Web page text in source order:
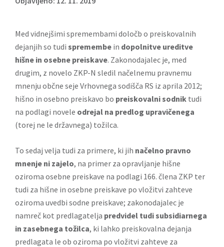
Med vidnejšimi spremembami določb o preiskovalnih
dejanjih so tudi spremembe in dopolnitve ureditve
hišne in osebne preiskave. Zakonodajalec je, med
drugim, z novelo ZKP-N sledil načelnemu pravnemu
mnenju občne seje Vrhovnega sodišča RS iz aprila 2012;
hišno in osebno preiskavo bo preiskovalni sodnik tudi
na podlagi novele odrejal na predlog upravičenega
(torej ne le državnega) tožilca.
To sedaj velja tudi za primere, ki jih načelno pravno
mnenje ni zajelo, na primer za opravljanje hišne
oziroma osebne preiskave na podlagi 166. člena ZKP ter
tudi za hišne in osebne preiskave po vložitvi zahteve
oziroma uvedbi sodne preiskave; zakonodajalec je
namreč kot predlagatelja predvidel tudi subsidiarnega
in zasebnega tožilca, ki lahko preiskovalna dejanja
predlagata le ob oziroma po vložitvi zahteve za